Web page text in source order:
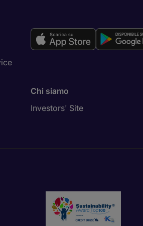
Chi siamo
Investors' Site